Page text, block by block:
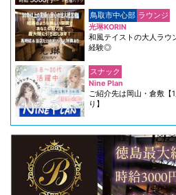
鳥取市中心部 ラウンジ
光琳KORIN
和風テイストの大人ラ
経験◎
スナック
Nine Plan
ご紹介先は岡山・倉敷【
り】